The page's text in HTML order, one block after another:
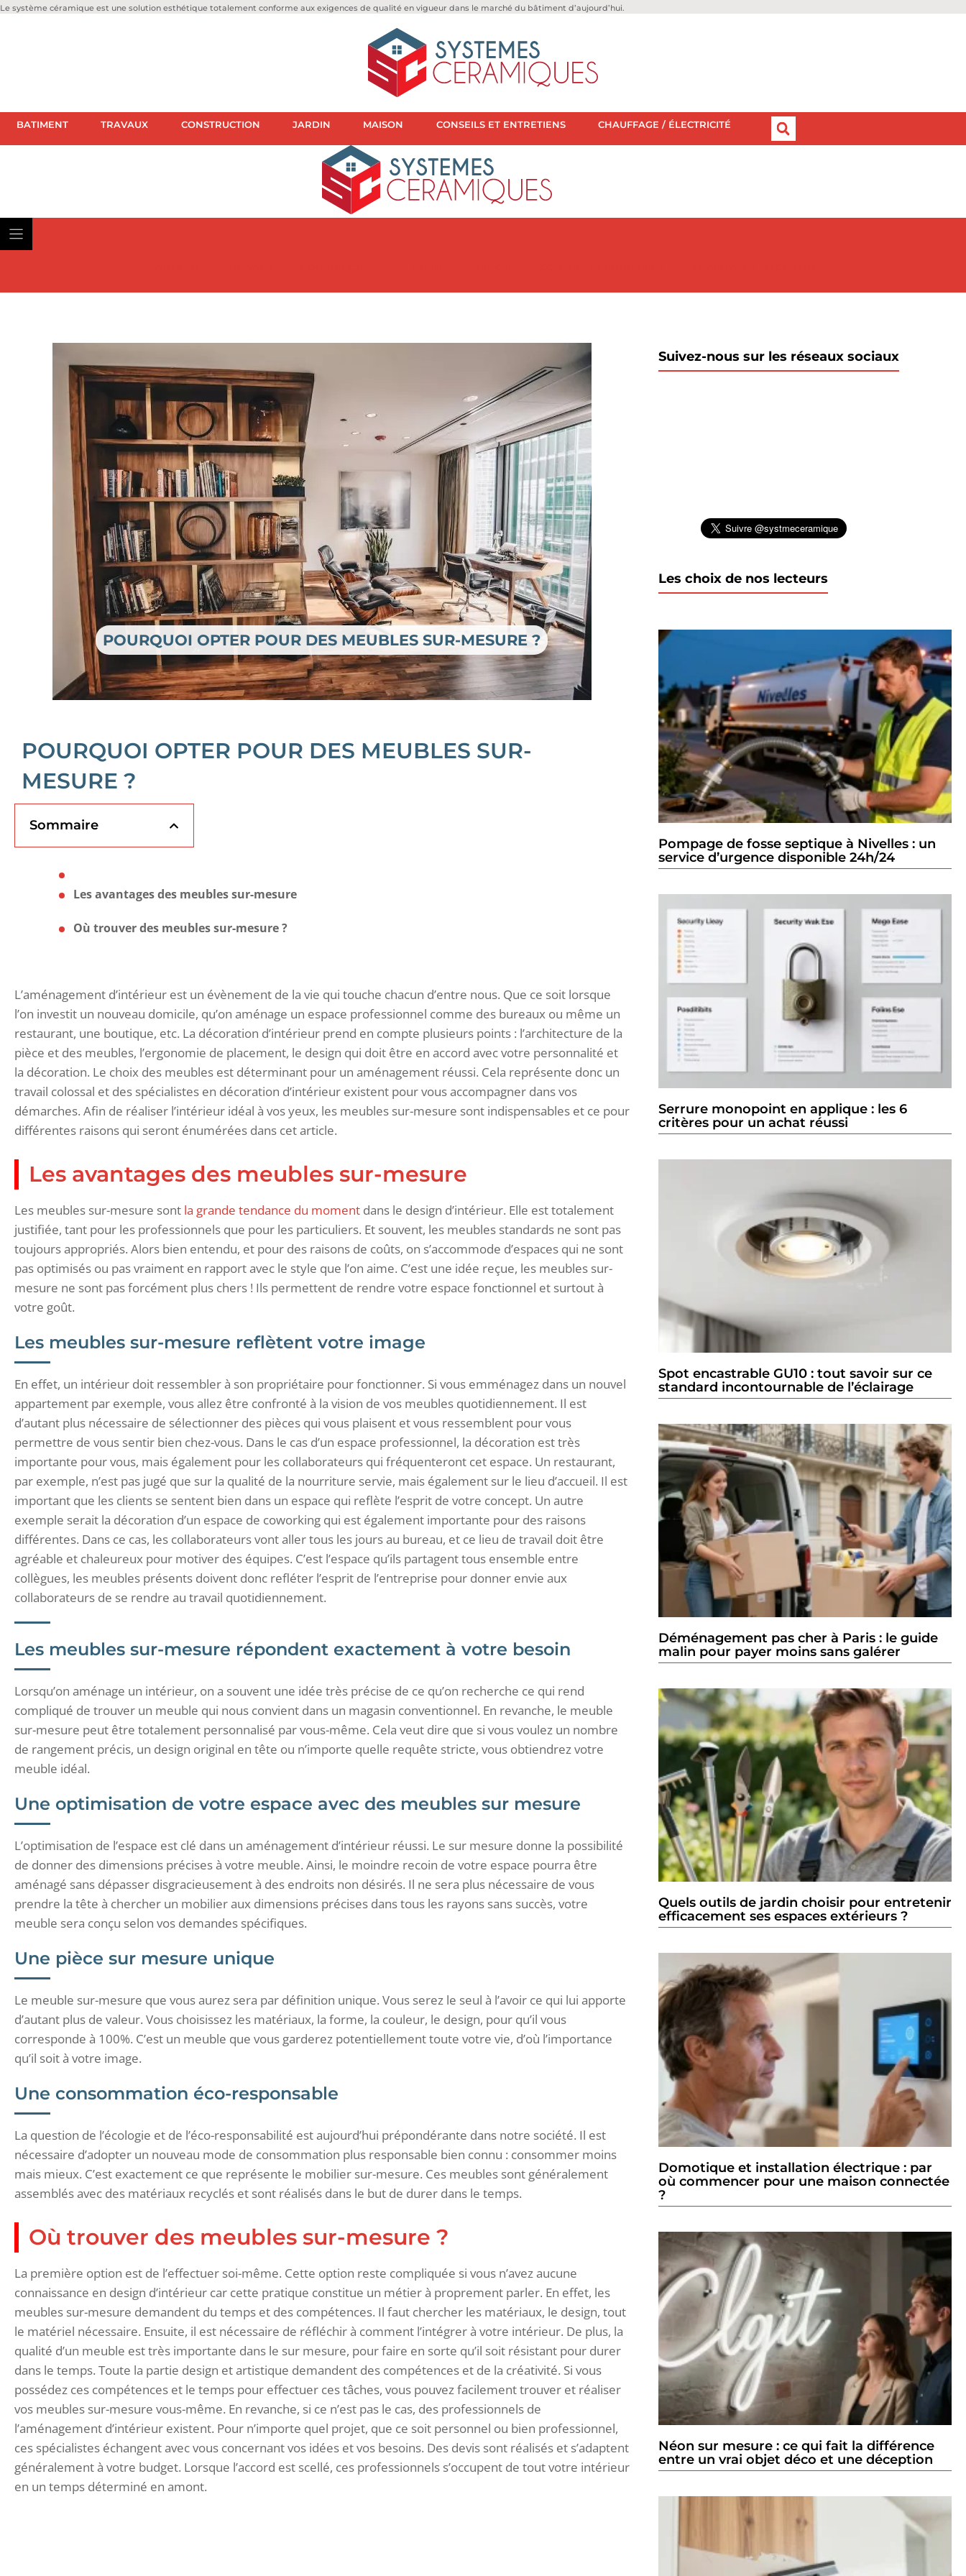
Le système céramique est une solution esthétique totalement conforme aux exigences de qualité en vigueur dans le marché du bâtiment d’aujourd’hui.
BATIMENT TRAVAUX CONSTRUCTION JARDIN MAISON CONSEILS ET ENTRETIENS CHAUFFAGE / ÉLECTRICITÉ
POURQUOI OPTER POUR DES MEUBLES SUR-MESURE ?
POURQUOI OPTER POUR DES MEUBLES SUR-
MESURE ?
Sommaire
Les avantages des meubles sur-mesure
Où trouver des meubles sur-mesure ?
L’aménagement d’intérieur est un évènement de la vie qui touche chacun d’entre nous. Que ce soit lorsque
l’on investit un nouveau domicile, qu’on aménage un espace professionnel comme des bureaux ou même un
restaurant, une boutique, etc. La décoration d’intérieur prend en compte plusieurs points : l’architecture de la
pièce et des meubles, l’ergonomie de placement, le design qui doit être en accord avec votre personnalité et
la décoration. Le choix des meubles est déterminant pour un aménagement réussi. Cela représente donc un
travail colossal et des spécialistes en décoration d’intérieur existent pour vous accompagner dans vos
démarches. Afin de réaliser l’intérieur idéal à vos yeux, les meubles sur-mesure sont indispensables et ce pour
différentes raisons qui seront énumérées dans cet article.
Les avantages des meubles sur-mesure
Les meubles sur-mesure sont la grande tendance du moment dans le design d’intérieur. Elle est totalement
justifiée, tant pour les professionnels que pour les particuliers. Et souvent, les meubles standards ne sont pas
toujours appropriés. Alors bien entendu, et pour des raisons de coûts, on s’accommode d’espaces qui ne sont
pas optimisés ou pas vraiment en rapport avec le style que l’on aime. C’est une idée reçue, les meubles sur-
mesure ne sont pas forcément plus chers ! Ils permettent de rendre votre espace fonctionnel et surtout à
votre goût.
Les meubles sur-mesure reflètent votre image
En effet, un intérieur doit ressembler à son propriétaire pour fonctionner. Si vous emménagez dans un nouvel
appartement par exemple, vous allez être confronté à la vision de vos meubles quotidiennement. Il est
d’autant plus nécessaire de sélectionner des pièces qui vous plaisent et vous ressemblent pour vous
permettre de vous sentir bien chez-vous. Dans le cas d’un espace professionnel, la décoration est très
importante pour vous, mais également pour les collaborateurs qui fréquenteront cet espace. Un restaurant,
par exemple, n’est pas jugé que sur la qualité de la nourriture servie, mais également sur le lieu d’accueil. Il est
important que les clients se sentent bien dans un espace qui reflète l’esprit de votre concept. Un autre
exemple serait la décoration d’un espace de coworking qui est également importante pour des raisons
différentes. Dans ce cas, les collaborateurs vont aller tous les jours au bureau, et ce lieu de travail doit être
agréable et chaleureux pour motiver des équipes. C’est l’espace qu’ils partagent tous ensemble entre
collègues, les meubles présents doivent donc refléter l’esprit de l’entreprise pour donner envie aux
collaborateurs de se rendre au travail quotidiennement.
Les meubles sur-mesure répondent exactement à votre besoin
Lorsqu’on aménage un intérieur, on a souvent une idée très précise de ce qu’on recherche ce qui rend
compliqué de trouver un meuble qui nous convient dans un magasin conventionnel. En revanche, le meuble
sur-mesure peut être totalement personnalisé par vous-même. Cela veut dire que si vous voulez un nombre
de rangement précis, un design original en tête ou n’importe quelle requête stricte, vous obtiendrez votre
meuble idéal.
Une optimisation de votre espace avec des meubles sur mesure
L’optimisation de l’espace est clé dans un aménagement d’intérieur réussi. Le sur mesure donne la possibilité
de donner des dimensions précises à votre meuble. Ainsi, le moindre recoin de votre espace pourra être
aménagé sans dépasser disgracieusement à des endroits non désirés. Il ne sera plus nécessaire de vous
prendre la tête à chercher un mobilier aux dimensions précises dans tous les rayons sans succès, votre
meuble sera conçu selon vos demandes spécifiques.
Une pièce sur mesure unique
Le meuble sur-mesure que vous aurez sera par définition unique. Vous serez le seul à l’avoir ce qui lui apporte
d’autant plus de valeur. Vous choisissez les matériaux, la forme, la couleur, le design, pour qu’il vous
corresponde à 100%. C’est un meuble que vous garderez potentiellement toute votre vie, d’où l’importance
qu’il soit à votre image.
Une consommation éco-responsable
La question de l’écologie et de l’éco-responsabilité est aujourd’hui prépondérante dans notre société. Il est
nécessaire d’adopter un nouveau mode de consommation plus responsable bien connu : consommer moins
mais mieux. C’est exactement ce que représente le mobilier sur-mesure. Ces meubles sont généralement
assemblés avec des matériaux recyclés et sont réalisés dans le but de durer dans le temps.
Où trouver des meubles sur-mesure ?
La première option est de l’effectuer soi-même. Cette option reste compliquée si vous n’avez aucune
connaissance en design d’intérieur car cette pratique constitue un métier à proprement parler. En effet, les
meubles sur-mesure demandent du temps et des compétences. Il faut chercher les matériaux, le design, tout
le matériel nécessaire. Ensuite, il est nécessaire de réfléchir à comment l’intégrer à votre intérieur. De plus, la
qualité d’un meuble est très importante dans le sur mesure, pour faire en sorte qu’il soit résistant pour durer
dans le temps. Toute la partie design et artistique demandent des compétences et de la créativité. Si vous
possédez ces compétences et le temps pour effectuer ces tâches, vous pouvez facilement trouver et réaliser
vos meubles sur-mesure vous-même. En revanche, si ce n’est pas le cas, des professionnels de
l’aménagement d’intérieur existent. Pour n’importe quel projet, que ce soit personnel ou bien professionnel,
ces spécialistes échangent avec vous concernant vos idées et vos besoins. Des devis sont réalisés et s’adaptent
généralement à votre budget. Lorsque l’accord est scellé, ces professionnels s’occupent de tout votre intérieur
en un temps déterminé en amont.
Suivez-nous sur les réseaux sociaux
Les choix de nos lecteurs
Pompage de fosse septique à Nivelles : un
service d’urgence disponible 24h/24
Serrure monopoint en applique : les 6
critères pour un achat réussi
Spot encastrable GU10 : tout savoir sur ce
standard incontournable de l’éclairage
Déménagement pas cher à Paris : le guide
malin pour payer moins sans galérer
Quels outils de jardin choisir pour entretenir
efficacement ses espaces extérieurs ?
Domotique et installation électrique : par
où commencer pour une maison connectée
?
Néon sur mesure : ce qui fait la différence
entre un vrai objet déco et une déception